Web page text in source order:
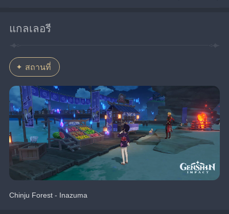
แกลเลอรี
สถานที่
Chinju Forest - Inazuma